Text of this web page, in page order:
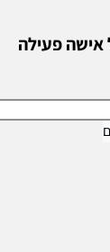
אישה פעילה